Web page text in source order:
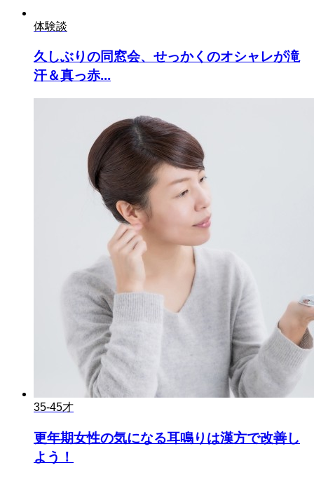
体験談
久しぶりの同窓会、せっかくのオシャレが滝
汗＆真っ赤...
35-45才
更年期女性の気になる耳鳴りは漢方で改善し
よう！